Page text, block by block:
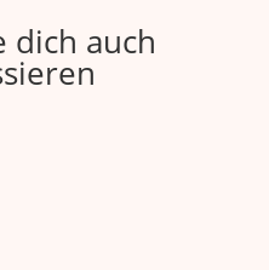
dich auch